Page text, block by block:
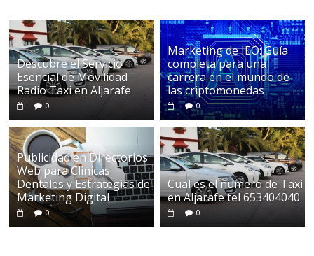
Descubre el Servicio
Esencial de Movilidad
Radio Taxi en Aljarafe
0
Marketing de IEO: Guía
completa para una
carrera en el mundo de
las criptomonedas
0
Publicidad en Directorios
Web para Clinicas
Dentales y Estrategias de
Marketing Digital
0
Cual es el numero de Taxi
en Aljarafe tel 653404040
0